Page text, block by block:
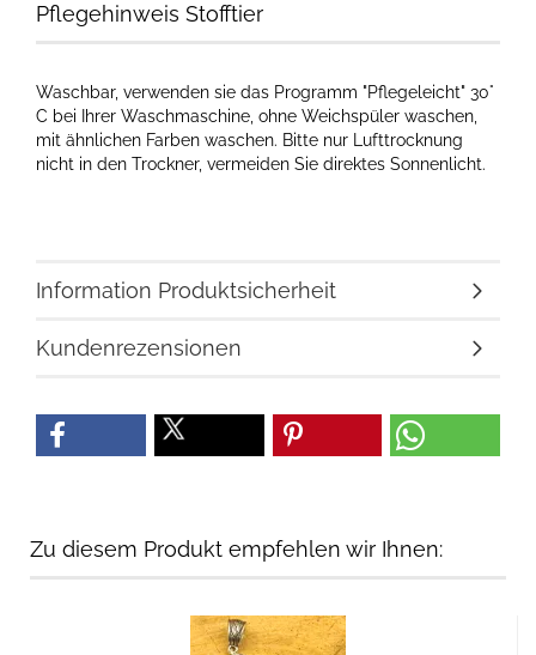
Pflegehinweis Stofftier
Waschbar, verwenden sie das Programm "Pflegeleicht" 30°
C bei Ihrer Waschmaschine, ohne Weichspüler waschen,
mit ähnlichen Farben waschen. Bitte nur Lufttrocknung
nicht in den Trockner, vermeiden Sie direktes Sonnenlicht.
Information Produktsicherheit
Kundenrezensionen
Zu diesem Produkt empfehlen wir Ihnen: